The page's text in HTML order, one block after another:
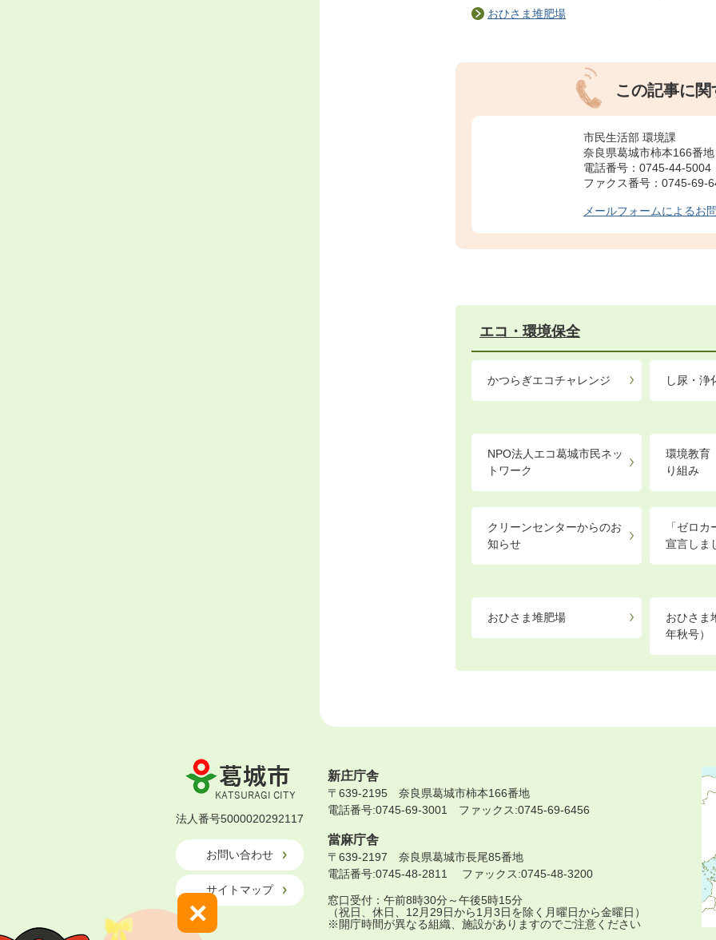
おひさま堆肥場
この記事に
市民生活部 環境課
奈良県葛城市柿本166番地
電話番号：0745-44-5004
ファクス番号：0745-69-
メールフォームによるお
エコ・環境保全
かつらぎエコチャレンジ し尿・浄
NPO法人エコ葛城市民ネッ
トワーク
環境教育
り組み
クリーンセンターからのお
知らせ
「ゼロ
宣言しま
おひさま堆肥場
おひさま
年秋号）
葛
城
市
KATSURAGI
CITY
法人番号5000020292117
お問い合わせ
サイトマップ
新庄庁舎
〒639-2195 奈良県葛城市柿本166番地
電話番号:0745-69-3001 ファックス:0745-69-6456
當麻庁舎
〒639-2197 奈良県葛城市長尾85番地
電話番号:0745-48-2811 ファックス:0745-48-3200
窓口受付：午前8時30分～午後5時15分
（祝日、休日、12月29日から1月3日を除く月曜日から金曜日）
※開庁時間が異なる組織、施設がありますのでご注意ください
×